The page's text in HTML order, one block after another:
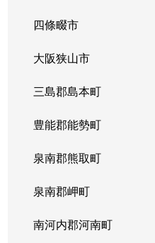
四條畷市
大阪狭山市
三島郡島本町
豊能郡能勢町
泉南郡熊取町
泉南郡岬町
南河内郡河南町